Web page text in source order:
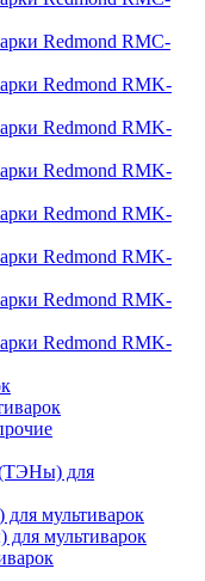
Redmond RMC-
Redmond RMK-
Redmond RMK-
Redmond RMK-
Redmond RMK-
Redmond RMK-
Redmond RMK-
Redmond RMK-
(ТЭНы) для
для мультиварок
мультиварок